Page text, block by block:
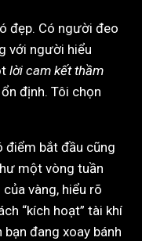
đẹp. Có người đeo
với người hiểu
lời cam kết thầm
định. Tôi chọn
điểm bắt đầu cũng
một vòng tuần
vàng, hiểu rõ
“kích hoạt” tài khí
đang xoay bánh